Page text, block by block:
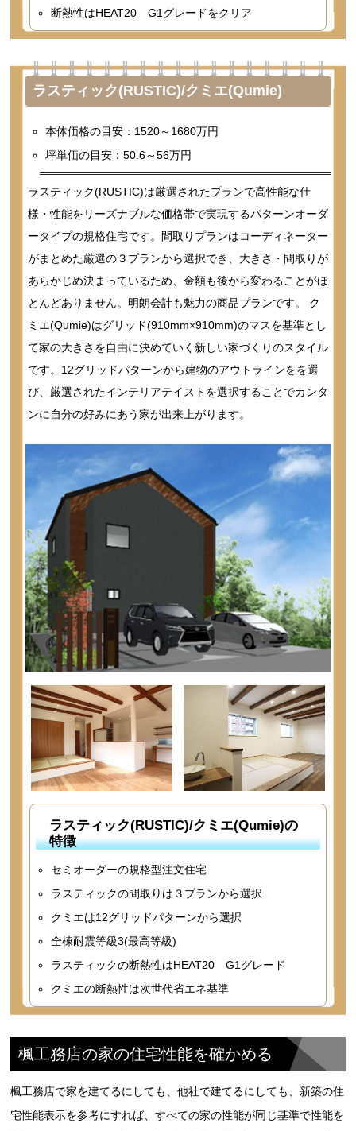
断熱性はHEAT20 G1グレードをクリア
ラスティック(RUSTIC)/クミエ(Qumie)
本体価格の目安：1520～1680万円
坪単価の目安：50.6～56万円
ラスティック(RUSTIC)は厳選されたプランで高性能な仕
様・性能をリーズナブルな価格帯で実現するパターンオーダ
ータイプの規格住宅です。間取りプランはコーディネーター
がまとめた厳選の３プランから選択でき、大きさ・間取りが
あらかじめ決まっているため、金額も後から変わることがほ
とんどありません。明朗会計も魅力の商品プランです。 ク
ミエ(Qumie)はグリッド(910mm×910mm)のマスを基準とし
て家の大きさを自由に決めていく新しい家づくりのスタイル
です。12グリッドパターンから建物のアウトラインをを選
び、厳選されたインテリアテイストを選択することでカンタ
ンに自分の好みにあう家が出来上がります。
ラスティック(RUSTIC)/クミエ(Qumie)の
特徴
セミオーダーの規格型注文住宅
ラスティックの間取りは３プランから選択
クミエは12グリッドパターンから選択
全棟耐震等級3(最高等級)
ラスティックの断熱性はHEAT20 G1グレード
クミエの断熱性は次世代省エネ基準
楓工務店の家の住宅性能を確かめる
楓工務店で家を建てるにしても、他社で建てるにしても、新築の住
宅性能表示を参考にすれば、すべての家の性能が同じ基準で性能を